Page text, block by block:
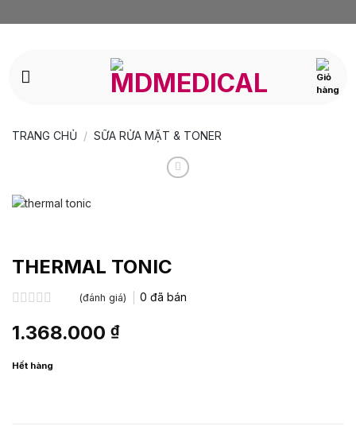
dung
TRANG CHỦ / SỮA RỬA MẶT & TONER
THERMAL TONIC
xếp
hạng
5
(đánh giá) 0 đã bán
1.368.000 ₫
Hết hàng